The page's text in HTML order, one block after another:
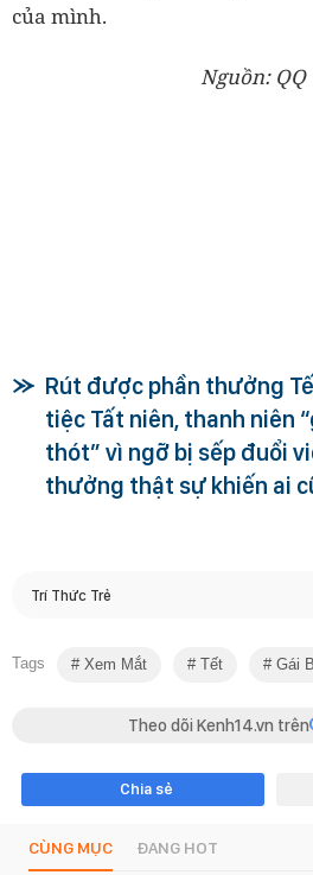
của mình.
Nguồn: QQ
Rút được phần thưởng
tiệc Tất niên, thanh niên
thót” vì ngỡ bị sếp đuổi
thưởng thật sự khiến ai
Trí Thức Trẻ
Tags Xem Mắt Tết Gái
Theo dõi Kenh14.vn trên
Chia sẻ
CÙNG MỤC ĐANG HOT